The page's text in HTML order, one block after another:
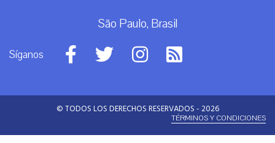
São Paulo, Brasil
Síganos
© TODOS LOS DERECHOS RESERVADOS - 2026
TÉRMINOS Y CONDICIONES